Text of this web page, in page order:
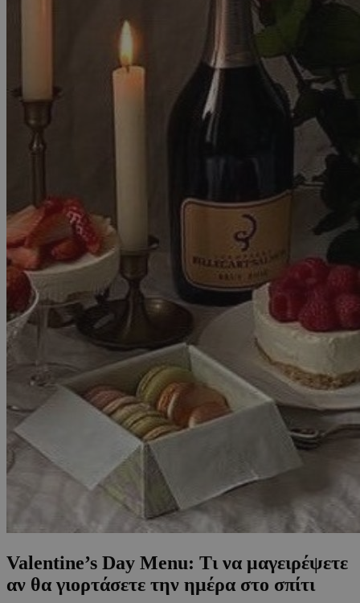
Valentine’s Day Menu: Τι να μαγειρέψετε
αν θα γιορτάσετε την ημέρα στο σπίτι